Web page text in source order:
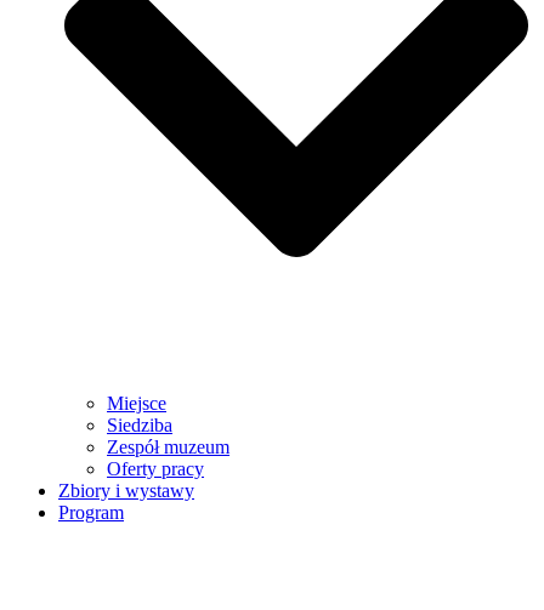
Miejsce
Siedziba
Zespół muzeum
Oferty pracy
Zbiory i wystawy
Program